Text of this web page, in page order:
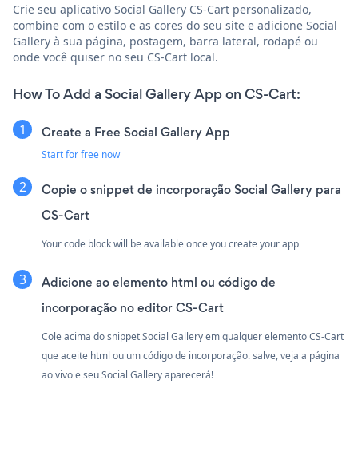
Crie seu aplicativo Social Gallery CS-Cart personalizado,
combine com o estilo e as cores do seu site e adicione Social
Gallery à sua página, postagem, barra lateral, rodapé ou
onde você quiser no seu CS-Cart local.
How To Add a Social Gallery App on CS-Cart:
Create a Free Social Gallery App
Start for free now
Copie o snippet de incorporação Social Gallery para
CS-Cart
Your code block will be available once you create your app
Adicione ao elemento html ou código de
incorporação no editor CS-Cart
Cole acima do snippet Social Gallery em qualquer elemento CS-Cart
que aceite html ou um código de incorporação. salve, veja a página
ao vivo e seu Social Gallery aparecerá!